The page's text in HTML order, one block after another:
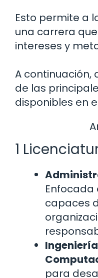
Esto permite a
una carrera
intereses y
A
de las
disponibles en
1
capaces
para